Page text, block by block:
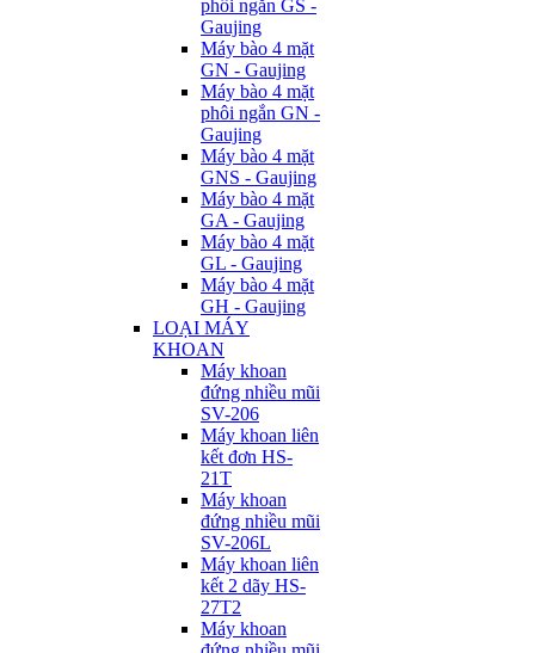
phôi ngắn GS -
Gaujing
Máy bào 4 mặt
GN - Gaujing
Máy bào 4 mặt
phôi ngắn GN -
Gaujing
Máy bào 4 mặt
GNS - Gaujing
Máy bào 4 mặt
GA - Gaujing
Máy bào 4 mặt
GL - Gaujing
Máy bào 4 mặt
GH - Gaujing
LOẠI MÁY
KHOAN
Máy khoan
đứng nhiều mũi
SV-206
Máy khoan liên
kết đơn HS-
21T
Máy khoan
đứng nhiều mũi
SV-206L
Máy khoan liên
kết 2 dãy HS-
27T2
Máy khoan